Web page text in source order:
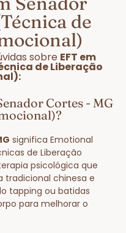
de
sobre EFT em
de Liberação
Cortes - MG
significa Emotional
de Liberação
psicológica que
tradicional chinesa e
tapping ou batidas
para melhorar o